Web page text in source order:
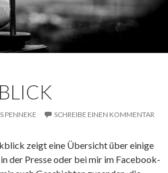
PENNEKE SCHREIBE EINEN KOMMENTAR
zeigt eine Übersicht über einige
der Presse oder bei mir im Facebook-